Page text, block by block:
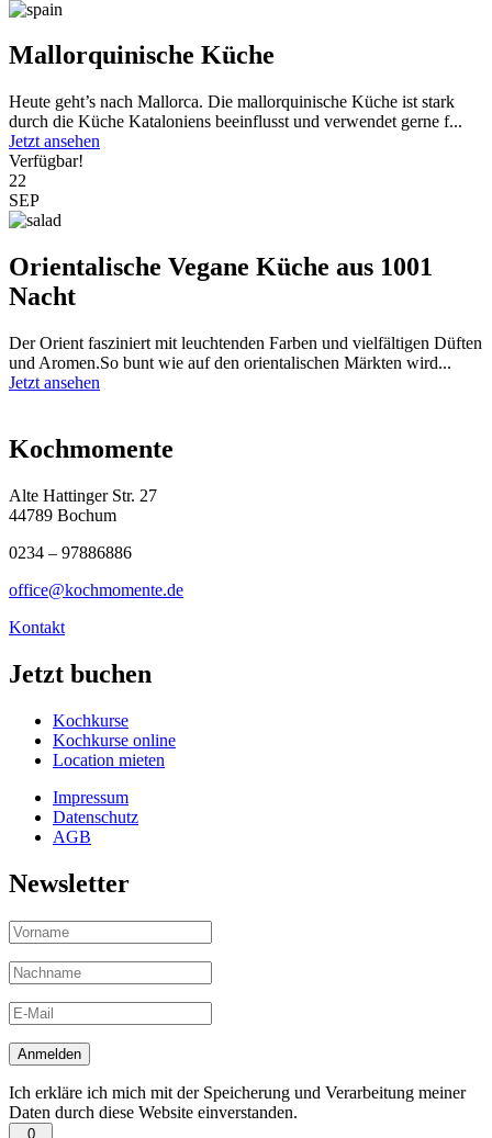
Mallorquinische Küche
Heute geht’s nach Mallorca. Die mallorquinische Küche ist stark
durch die Küche Kataloniens beeinflusst und verwendet gerne f...
Jetzt ansehen
Verfügbar!
22
SEP
Orientalische Vegane Küche aus 1001
Nacht
Der Orient fasziniert mit leuchtenden Farben und vielfältigen Düften
und Aromen.So bunt wie auf den orientalischen Märkten wird...
Jetzt ansehen
Kochmomente
Alte Hattinger Str. 27
44789 Bochum
0234 – 97886886
office@kochmomente.de
Kontakt
Jetzt buchen
Kochkurse
Kochkurse online
Location mieten
Impressum
Datenschutz
AGB
Newsletter
Ich erkläre ich mich mit der Speicherung und Verarbeitung meiner
Daten durch diese Website einverstanden.
0